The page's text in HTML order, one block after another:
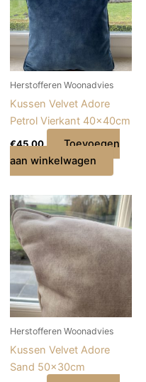
Herstofferen Woonadvies
Kussen Velvet Adore
Petrol Vierkant 40x40cm
€45,00
Toevoegen
aan winkelwagen
Herstofferen Woonadvies
Kussen Velvet Adore
Sand 50x30cm